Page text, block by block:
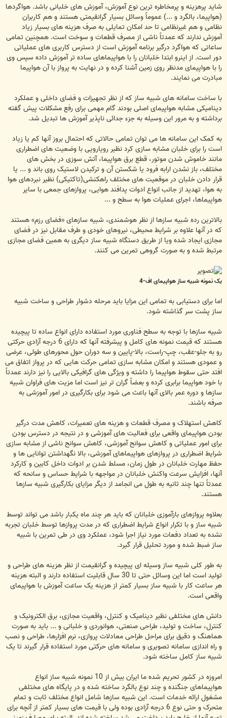
شاید پرهزینه و پرمخاطره ترین نوع آموزش، آموزش های خلبانی باشد. هواگردها
(هواپیما، بالگرد و ...) عموماً وسائل بسیار گرانقیمتی هستند و هم کاربران
نظامی و هم غیرنظامی تا حد امکان تمایلی به صرف هزینه های بسیار زیاد
آموزش ندارند که عمدتاً ناشی از مصرف قطعات و سوخت است. همچنین تمامی
ساعاتی که هواگرد درگیر برنامه آموزش است از دسترس کاربری های عملیاتی
دور است. از اینرو ابتدا خلبانان را با هواپیماهای ساده تر آموزش داده سپس وی
را با هواپیمای مدنظر روی زمین آشنا کرده و در نهایت به پرواز با آن هواپیما
مبادرت می نمایند.
با ساخت سامانه های شبیه ساز که از نظر تجهیزات و فضای داخلی و عملکرد
دینامیکی مشابه هواپیمای اصلی بودند گام مهمی برای رفع مشکلات پیش گفته
برداشته و به مرور این وسیله به جزء جدائی ناپذیر آموزش ها تبدیل شد.
به کمک این سامانه ها می توان تمامی حالاتی که احتمال بروز آنها کم یا زیاد
است را برای خلبان مشابه سازی کرد نظیر رویارویی با وضعیت های اضطراری
مانند خاموش شدن موتور، قطع برق هواپیما، آتش سوزی در بخش های
مختلف، باز نشدن ارابه فرود یا شکستن آن و ترکیدن لاستیک روی باند و ... یا
قرار دادن خلبان در موقعیت های مختلف راهکنشی(تاکتیکی) نظیر نبردهای هوا
به هوا، تهدید از جانب انواع ادوات پدافند هوایی، پروازهای جمعی با سایر
هواپیماها، اجرای عملیات هوا به سطح و ...
بالاترین رده شبیه سازها از نظر هوشمندی، شبیه سازهای «فضای رزم» هستند
که در آنها علاوه بر شرایط محیطی، نیروهای خودی و طرف مقابل نیز در فضای
مجازی ایجاد شده ویا از طریق دستگاه شبیه ساز دیگری به همین فضای مجازی
مرتبط شده و به صورت گروهی تمرین می کنند.
یک نمونه شبیه ساز هواپیمای اف-4
اما برای دستیابی به تمامی این مزایا باید مرحله دشوار طراحی و ساخت شبیه
ساز پشت سر گذاشته شود.
شبیه سازها با توجه به سطح فناوری مورد استفاده دارای انواع ساده تا پیچیده
هستند که قیمت نمونه های کامل و پیشرفته آنها که دارای 6 درجه آزادی حرکتی
رو به جلو-عقب، چپ-راست، بالا-پایین و سه دوران حول محورهای طولی، عرضی
و عمودی هستند و امکان مشابه سازی تمامی حرکت هایی که در پرواز اتفاق می
افتد حتی سقوط هواپیما را داشته و ویژگی های گرافیکی بالایی را نیز دارند عمدتاً
با خود هواپیما برابری کرده و بعضاً گران تر نیز است اما مزیت های فراوان شبیه
سازها و دوره عمر بالای آنها باعث می شود برای بکارگیری در امور آموزشی به
صرفه باشند.
کاهش استهلاک و مصرف قطعات و هزینه های تعمیرات، کاهش مدت درگیر
بودن هواپیمای واقعی برای فعالیت های آموزشی و در نتیجه در دسترس بودن
برای امور عملیاتی و کاهش سوانح آموزشی، کاهش سوانح ناشی از مشابه سازی
شرایط اضطراری در پروازهای هواپیماهای آموزشی، بالا نگهداشتن توانایی ها و
حفظ مهارت خلبانان در طول زمان، مسلط شدن بر ادوات داخل کابین و کارکرد
آنها، افزایش سرعت واکنش خلبانان در مواجهه با شرایط حساس و سانحه که
عمدتاً تنها چند ثانیه به طول می انجامد از دیگر مزایای بکارگیری شبیه سازها
هستند.
بعلاوه پروازهای بازآموزی خلبانان که باید هر چند ماه یکبار باشد می تواند توسط
شبیه ساز و با تکرار انواع شرایط اضطراری که در مدت پروازها توسط خلبان تجربه
نشده به تعداد دفعات مورد نیاز اجرا شود، عملکرد وی در طی تمرین با شبیه
ساز ضبط شده و مورد تحلیل قرار گیرد.
به طور کلی شبیه ساز وسیله ای پیچیده و گرانقیمت از نظر هزینه های طراحی و
تولید است اما این وسائل حتی تا 30 سال قابلیت استفاده دارند و البته هزینه
هر ساعت کار با شبیه ساز بسیار کمتر از هزینه یک ساعت آموزش با هواپیمای
واقعی است.
دانش های مختلفی نظیر دینامیک و کنترل، واقعیت مجازی، برق الکترونیک و
کنترل، ساخت و تولید، طراحی صنعتی، هوانوردی و خلبانی و ... باید به صورت
هماهنگ و دقیق برای مراحل طراحی معادلات پروازی، نرم افزارها، طراحی و نصب
و راه اندازی سامانه تصویری و سامانه های حرکتی مورد استفاده قرار گیرند تا یک
شبیه ساز کامل ساخته شود.
امروزه در کشور تحریم شده ما ایران بیش از 10 نمونه شبیه ساز انواع
هواپیماهای جنگنده و چند نوع بالگرد ساخته شده و در پایگاه های مختلفی
مشغول ارائه خدمات است. این شبیه سازها شامل انواع مختلف ثابت و تمام
متحرک و حتی نوع 6 درجه آزادی بوده ولی با قیمت های بسیار کمتر از آنچه برای